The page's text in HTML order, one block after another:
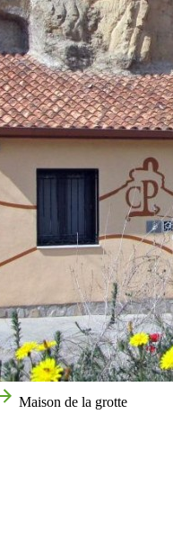
Maison de la grotte